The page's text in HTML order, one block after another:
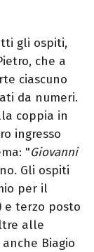
gli ospiti,
che a
ciascuno
da numeri.
coppia in
ingresso
"Giovanni
Gli ospiti
per il
e terzo posto
alle
Biagio